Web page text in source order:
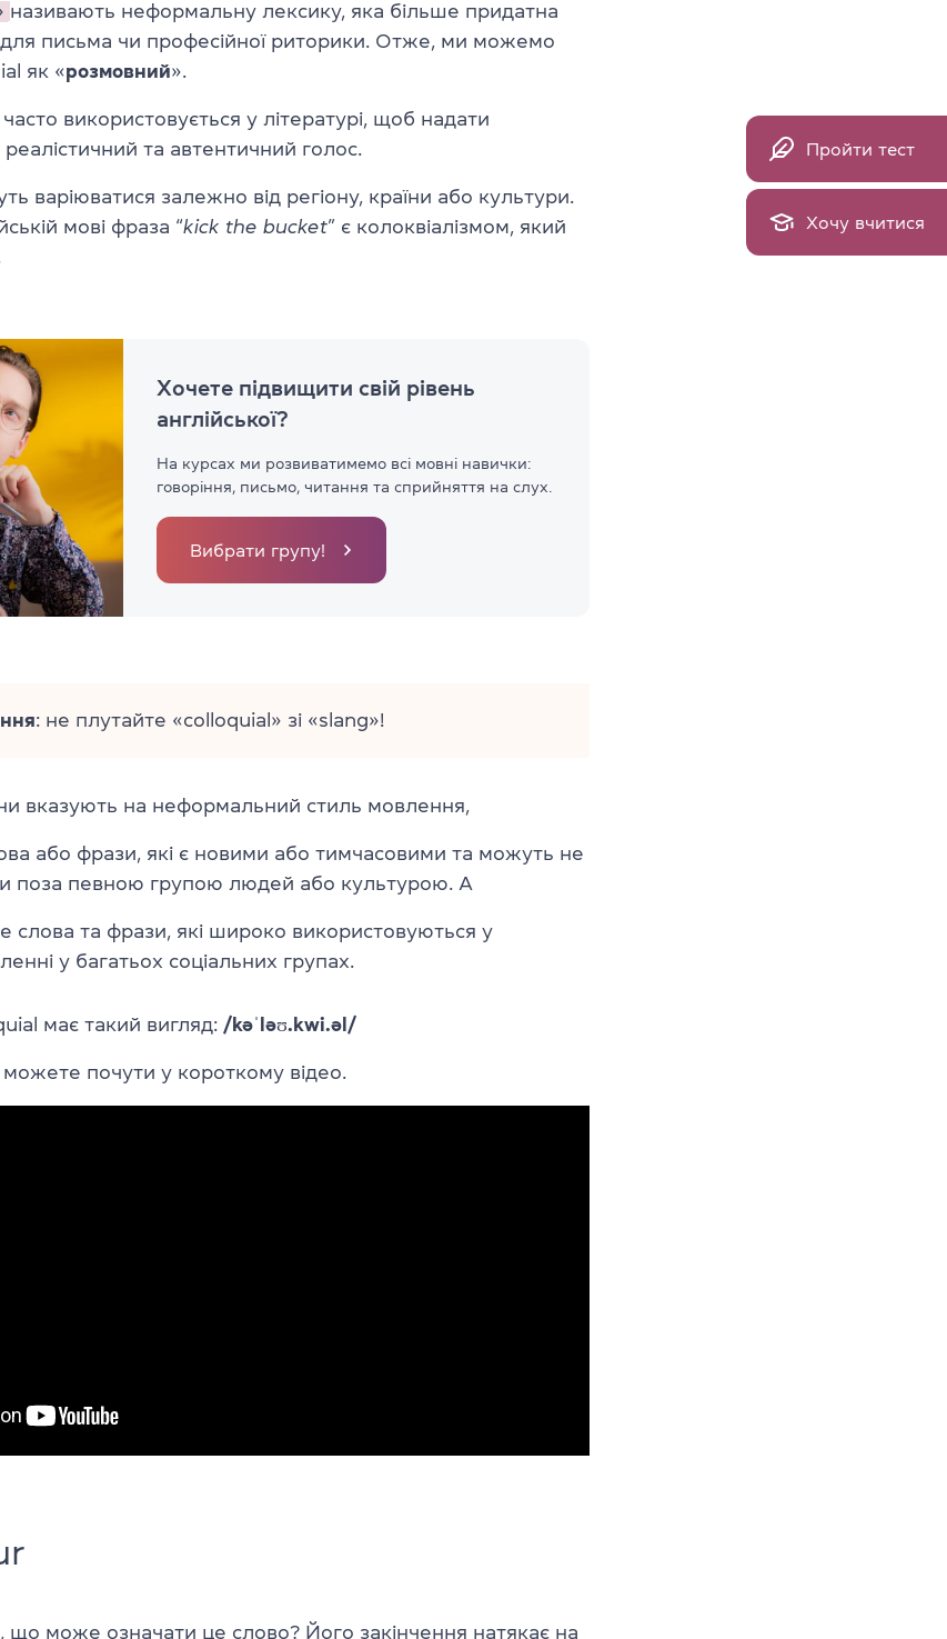
називають неформальну лексику, яка більше придатна
письма чи професійної риторики. Отже, ми можемо
як «розмовний».
використовується у літературі, щоб надати
та автентичний голос.
варіюватися залежно від регіону, країни або культури.
мові фраза “kick the bucket” є колоквіалізмом, який
Хочете підвищити свій рівень
англійської?
На курсах ми розвиватимемо всі мовні навички:
говоріння, письмо, читання та сприйняття на слух.
Вибрати групу!
: не плутайте «colloquial» зі «slang»!
вказують на неформальний стиль мовлення,
або фрази, які є новими або тимчасовими та можуть не
поза певною групою людей або культурою. А
слова та фрази, які широко використовуються у
у багатьох соціальних групах.
має такий вигляд: /kəˈləʊ.kwi.əl/
почути у короткому відео.
що може означати це слово? Його закінчення натякає на
Пройти тест
Хочу вчитися